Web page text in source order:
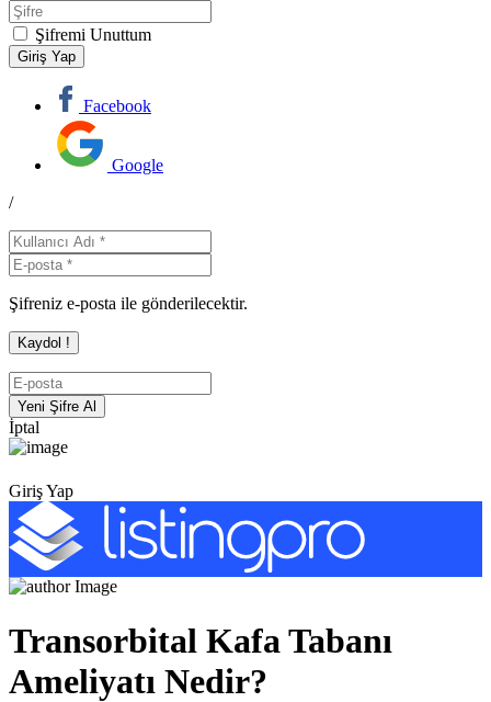
Şifremi Unuttum
Facebook
Google
/
Şifreniz e-posta ile gönderilecektir.
İptal
Giriş Yap
Transorbital Kafa Tabanı
Ameliyatı Nedir?